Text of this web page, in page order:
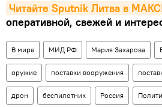
Читайте Sputnik Литва в
оперативной, свежей и
В мире МИД РФ Мария Захарова
оружие поставки вооружения
дрон беспилотник Россия